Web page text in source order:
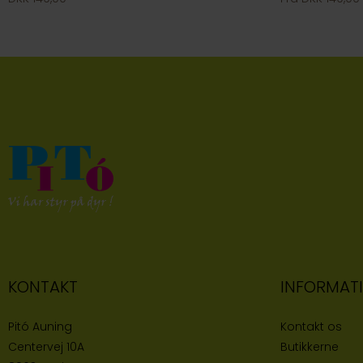
KONTAKT
Pitó Auning
Centervej 10A
Kontakt os
Butikkerne